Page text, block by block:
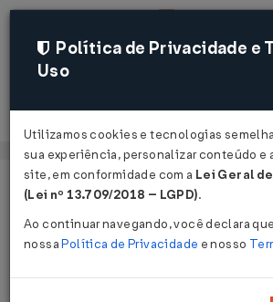
Página Inicial Legislações
Convênio ICMS nº
Política de Privacidade e
Uso
Utilizamos cookies e tecnologias
sua experiência, personalizar conteúdo e
site, em conformidade com a Lei Geral
(Lei nº 13.709/2018 – LGPD).
Ao continuar navegando, você declara
nossaPolítica de Privacidade e nosso